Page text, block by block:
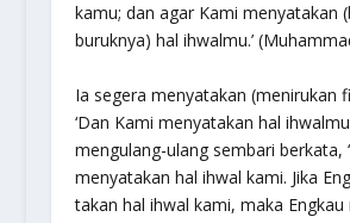
kamu; dan agar Kami menyatakan
buruknya) hal ihwalmu.’
Ia segera menyatakan (menirukan
‘Dan Kami menyatakan hal
mengulang-ulang sembari berkata,
menyatakan hal ihwal kami. Jika
takan hal ihwal kami, maka